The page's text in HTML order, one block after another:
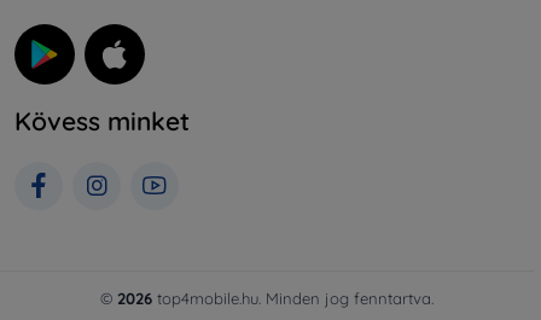
Kövess minket
© 2026 top4mobile.hu. Minden jog fenntartva.